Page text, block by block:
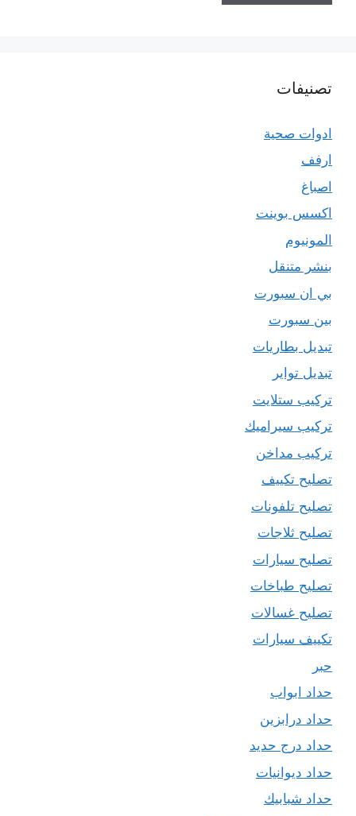
تصنيفات
ادوات صحية
ارفف
اصباغ
اكسس بوينت
المونيوم
بنشر متنقل
بي ان سبورت
بين سبورت
تبديل بطاريات
تبديل تواير
تركيب ستلايت
تركيب سيراميك
تركيب مداخن
تصليح تكييف
تصليح تلفونات
تصليح ثلاجات
تصليح سيارات
تصليح طباخات
تصليح غسالات
تكييف سيارات
حبر
حداد ابواب
حداد درابزين
حداد درج حديد
حداد ديوانيات
حداد شبابيك